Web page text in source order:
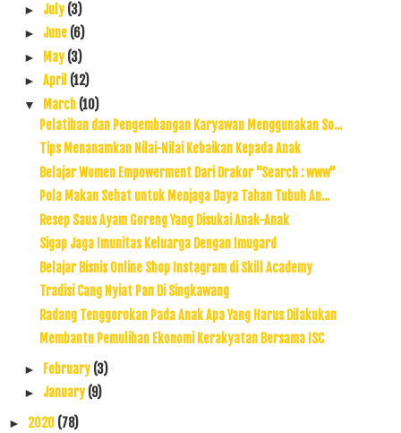
► July (3)
► June (6)
► May (3)
► April (12)
▼ March (10)
Pelatihan dan Pengembangan Karyawan Menggunakan So...
Tips Menanamkan Nilai-Nilai Kebaikan Kepada Anak
Belajar Women Empowerment Dari Drakor "Search : www"
Pola Makan Sehat untuk Menjaga Daya Tahan Tubuh An...
Resep Saus Ayam Goreng Yang Disukai Anak-Anak
Sigap Jaga Imunitas Keluarga Dengan Imugard
Belajar Bisnis Online Shop Instagram di Skill Academy
Tradisi Cang Nyiat Pan Di Singkawang
Radang Tenggorokan Pada Anak Apa Yang Harus Dilakukan
Membantu Pemulihan Ekonomi Kerakyatan Bersama ISC
► February (3)
► January (9)
► 2020 (78)